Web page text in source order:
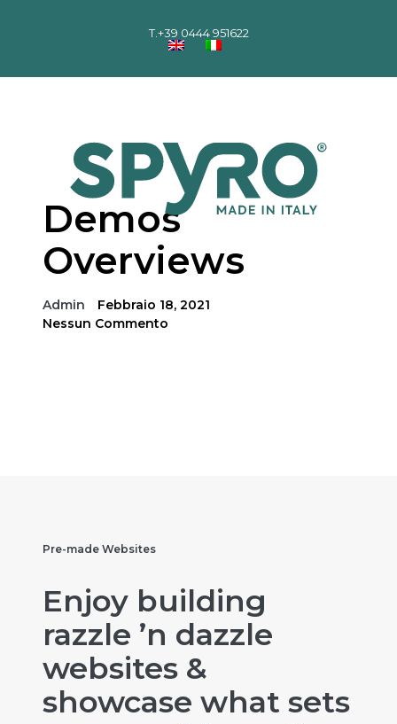
T.+39 0444 951622
Demos
Overviews
Admin
Febbraio 18, 2021
Nessun Commento
Pre-made Websites
Enjoy building
razzle ’n dazzle
websites &
showcase what sets